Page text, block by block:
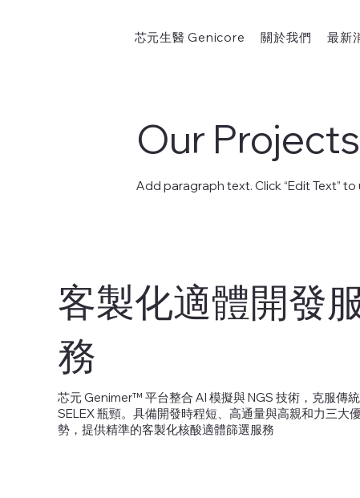
芯元生醫 Genicore 關於我們 最新
Our Projects
Add paragraph text. Click “Edit Text”
客製化適體開發
務
芯元 Genimer™ 平台整合 AI 模擬與 NGS 技術，克服傳統
SELEX 瓶頸。具備開發時程短、高通量與高親和力三大
勢，提供精準的客製化核酸適體篩選服務